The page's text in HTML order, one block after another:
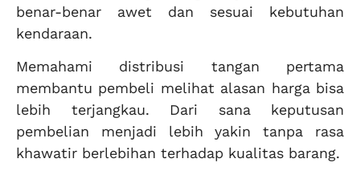
benar-benar awet dan sesuai kebutuhan
kendaraan.
Memahami distribusi tangan pertama
membantu pembeli melihat alasan harga bisa
lebih terjangkau. Dari sana keputusan
pembelian menjadi lebih yakin tanpa rasa
khawatir berlebihan terhadap kualitas barang.